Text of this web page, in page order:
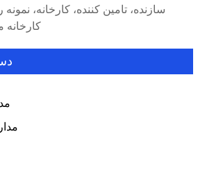
سازنده، تامین کننده، کارخانه،